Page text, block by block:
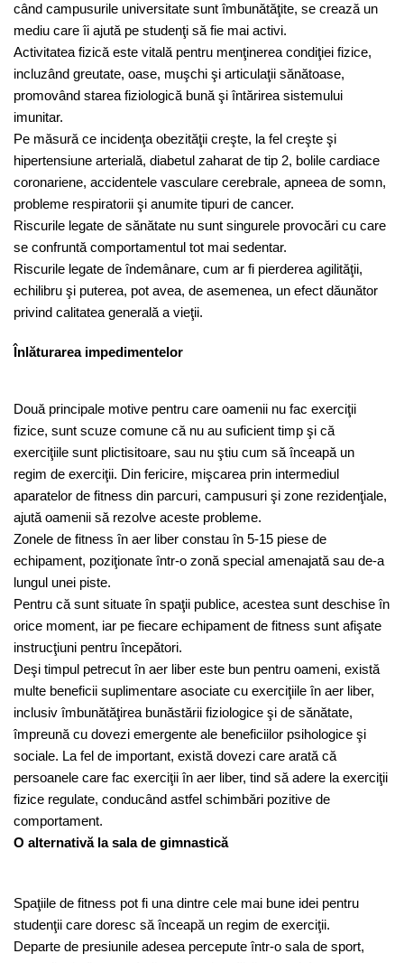
când campusurile universitate sunt îmbunătăţite, se crează un
mediu care îi ajută pe studenţi să fie mai activi.
Activitatea fizică este vitală pentru menţinerea condiţiei fizice,
incluzând greutate, oase, muşchi şi articulaţii sănătoase,
promovând starea fiziologică bună şi întărirea sistemului
imunitar.
Pe măsură ce incidenţa obezităţii creşte, la fel creşte şi
hipertensiune arterială, diabetul zaharat de tip 2, bolile cardiace
coronariene, accidentele vasculare cerebrale, apneea de somn,
probleme respiratorii şi anumite tipuri de cancer.
Riscurile legate de sănătate nu sunt singurele provocări cu care
se confruntă comportamentul tot mai sedentar.
Riscurile legate de îndemânare, cum ar fi pierderea agilităţii,
echilibru şi puterea, pot avea, de asemenea, un efect dăunător
privind calitatea generală a vieţii.
Înlăturarea impedimentelor
Două principale motive pentru care oamenii nu fac exerciţii
fizice, sunt scuze comune că nu au suficient timp şi că
exerciţiile sunt plictisitoare, sau nu ştiu cum să înceapă un
regim de exerciţii. Din fericire, mişcarea prin intermediul
aparatelor de fitness din parcuri, campusuri şi zone rezidenţiale,
ajută oamenii să rezolve aceste probleme.
Zonele de fitness în aer liber constau în 5-15 piese de
echipament, poziţionate într-o zonă special amenajată sau de-a
lungul unei piste.
Pentru că sunt situate în spaţii publice, acestea sunt deschise în
orice moment, iar pe fiecare echipament de fitness sunt afişate
instrucţiuni pentru începători.
Deşi timpul petrecut în aer liber este bun pentru oameni, există
multe beneficii suplimentare asociate cu exerciţiile în aer liber,
inclusiv îmbunătăţirea bunăstării fiziologice şi de sănătate,
împreună cu dovezi emergente ale beneficiilor psihologice şi
sociale. La fel de important, există dovezi care arată că
persoanele care fac exerciţii în aer liber, tind să adere la exerciţii
fizice regulate, conducând astfel schimbări pozitive de
comportament.
O alternativă la sala de gimnastică
Spaţiile de fitness pot fi una dintre cele mai bune idei pentru
studenţii care doresc să înceapă un regim de exerciţii.
Departe de presiunile adesea percepute într-o sala de sport,